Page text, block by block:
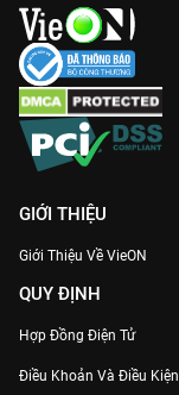
GIỚI THIỆU
Giới Thiệu Về VieON
QUY ĐỊNH
Hợp Đồng Điện Tử
Điều Khoản Và Điều Kiện